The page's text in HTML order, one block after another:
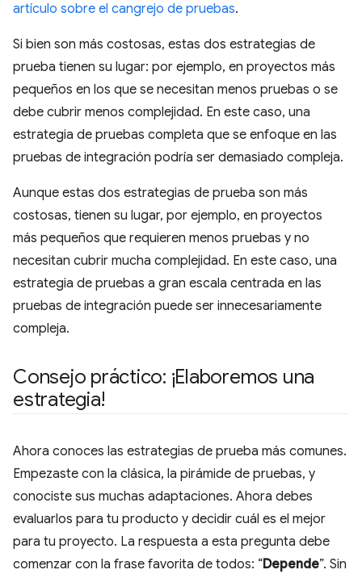
artículo sobre el cangrejo de pruebas.
Si bien son más costosas, estas dos estrategias de
prueba tienen su lugar: por ejemplo, en proyectos más
pequeños en los que se necesitan menos pruebas o se
debe cubrir menos complejidad. En este caso, una
estrategia de pruebas completa que se enfoque en las
pruebas de integración podría ser demasiado compleja.
Aunque estas dos estrategias de prueba son más
costosas, tienen su lugar, por ejemplo, en proyectos
más pequeños que requieren menos pruebas y no
necesitan cubrir mucha complejidad. En este caso, una
estrategia de pruebas a gran escala centrada en las
pruebas de integración puede ser innecesariamente
compleja.
Consejo práctico: ¡Elaboremos una
estrategia!
Ahora conoces las estrategias de prueba más comunes.
Empezaste con la clásica, la pirámide de pruebas, y
conociste sus muchas adaptaciones. Ahora debes
evaluarlos para tu producto y decidir cuál es el mejor
para tu proyecto. La respuesta a esta pregunta debe
comenzar con la frase favorita de todos: “Depende”. Sin